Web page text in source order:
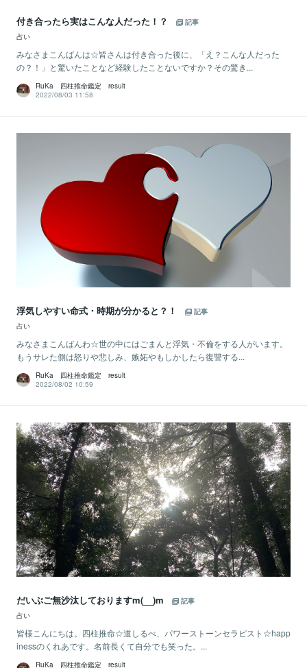
付き合ったら実はこんな人だった！？
記事
占い
みなさまこんばんは☆皆さんは付き合った後に、「え？こんな人だった
の？！」と驚いたことなど経験したことないですか？その驚き...
RuKa 四柱推命鑑定 result
2022/08/03 11:58
浮気しやすい命式・時期が分かると？！
記事
占い
みなさまこんばんわ☆世の中にはごまんと浮気・不倫をする人がいます。
もうサレた側は怒りや悲しみ、嫉妬やもしかしたら復讐する...
RuKa 四柱推命鑑定 result
2022/08/02 10:59
だいぶご無沙汰しておりますm(__)m
記事
占い
皆様こんにちは。四柱推命☆道しるべ、パワーストーンセラピスト☆happ
inessのくれあです。名前長くて自分でも笑った。...
RuKa 四柱推命鑑定 result